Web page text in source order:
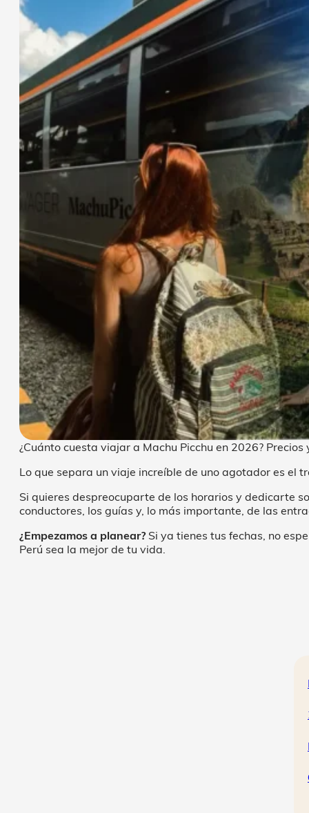
¿Cuánto cuesta viajar a Machu Picchu en 2026? Precios
Lo que separa un viaje increíble de uno agotador es el
Si quieres despreocuparte de los horarios y dedicarte
conductores, los guías y, lo más importante, de las
¿Empezamos a planear?Si ya tienes tus fechas, no
Perú sea la mejor de tu vida.